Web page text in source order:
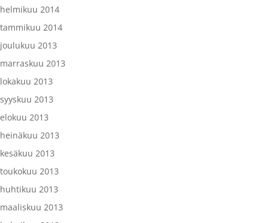
helmikuu 2014
tammikuu 2014
joulukuu 2013
marraskuu 2013
lokakuu 2013
syyskuu 2013
elokuu 2013
heinäkuu 2013
kesäkuu 2013
toukokuu 2013
huhtikuu 2013
maaliskuu 2013